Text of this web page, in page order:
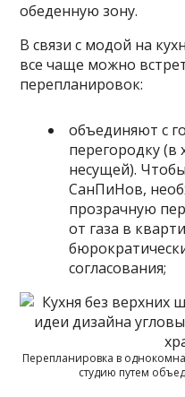
обеденную зону.
В связи с модой на
все чаще можно
перепланировок:
объединяют с
перегородку (в
несущей).
СанПиНов,
прозрачную
от газа в
согласования;
Перепланировка в
студию путем